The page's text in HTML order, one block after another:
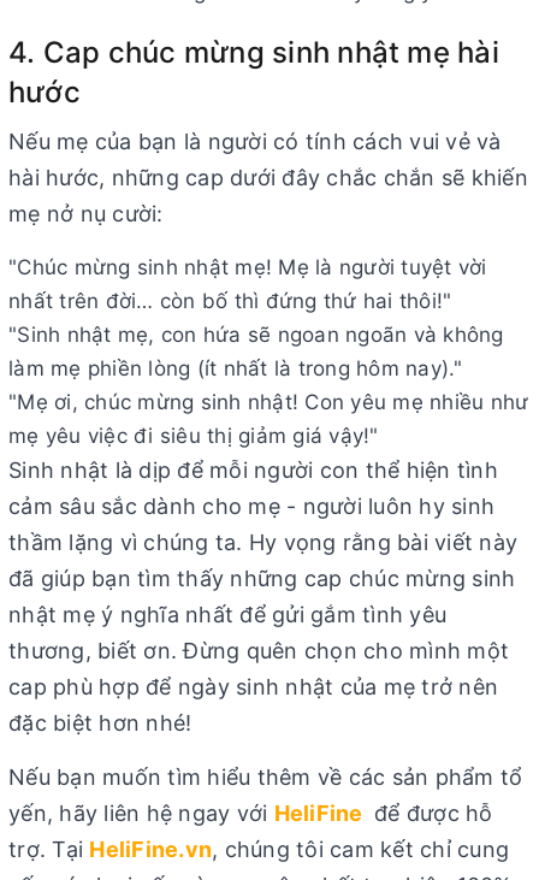
4. Cap chúc mừng sinh nhật mẹ hài
hước
Nếu mẹ của bạn là người có tính cách vui vẻ và
hài hước, những cap dưới đây chắc chắn sẽ khiến
mẹ nở nụ cười:
"Chúc mừng sinh nhật mẹ! Mẹ là người tuyệt vời
nhất trên đời… còn bố thì đứng thứ hai thôi!"
"Sinh nhật mẹ, con hứa sẽ ngoan ngoãn và không
làm mẹ phiền lòng (ít nhất là trong hôm nay)."
"Mẹ ơi, chúc mừng sinh nhật! Con yêu mẹ nhiều như
mẹ yêu việc đi siêu thị giảm giá vậy!"
Sinh nhật là dịp để mỗi người con thể hiện tình
cảm sâu sắc dành cho mẹ - người luôn hy sinh
thầm lặng vì chúng ta. Hy vọng rằng bài viết này
đã giúp bạn tìm thấy những cap chúc mừng sinh
nhật mẹ ý nghĩa nhất để gửi gắm tình yêu
thương, biết ơn. Đừng quên chọn cho mình một
cap phù hợp để ngày sinh nhật của mẹ trở nên
đặc biệt hơn nhé!
Nếu bạn muốn tìm hiểu thêm về các sản phẩm tổ
yến, hãy liên hệ ngay với HeliFine để được hỗ
trợ. Tại HeliFine.vn, chúng tôi cam kết chỉ cung